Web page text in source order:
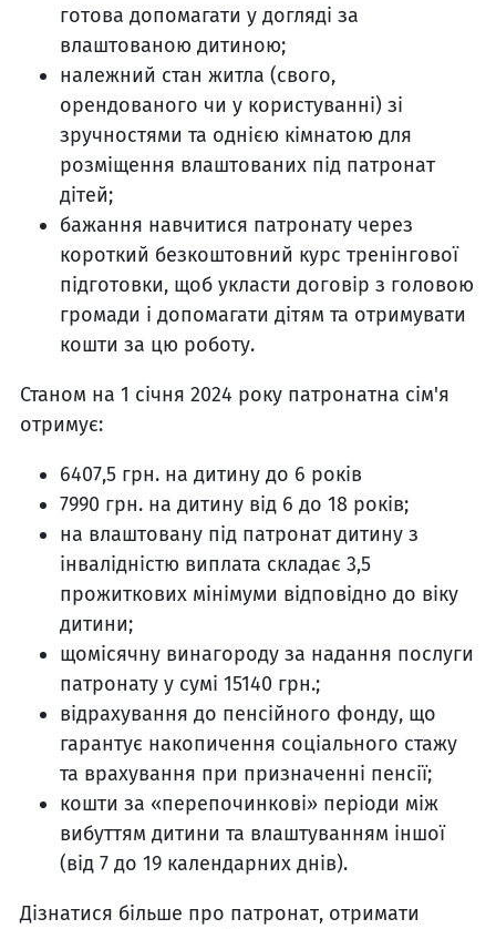
готова допомагати у догляді за
влаштованою дитиною;
належний стан житла (свого,
орендованого чи у користуванні) зі
зручностями та однією кімнатою для
розміщення влаштованих під патронат
дітей;
бажання навчитися патронату через
короткий безкоштовний курс тренінгової
підготовки, щоб укласти договір з головою
громади і допомагати дітям та отримувати
кошти за цю роботу.
Станом на 1 січня 2024 року патронатна сім'я
отримує:
6407,5 грн. на дитину до 6 років
7990 грн. на дитину від 6 до 18 років;
на влаштовану під патронат дитину з
інвалідністю виплата складає 3,5
прожиткових мінімуми відповідно до віку
дитини;
щомісячну винагороду за надання послуги
патронату у сумі 15140 грн.;
відрахування до пенсійного фонду, що
гарантує накопичення соціального стажу
та врахування при призначенні пенсії;
кошти за «перепочинкові» періоди між
вибуттям дитини та влаштуванням іншої
(від 7 до 19 календарних днів).
Дізнатися більше про патронат, отримати